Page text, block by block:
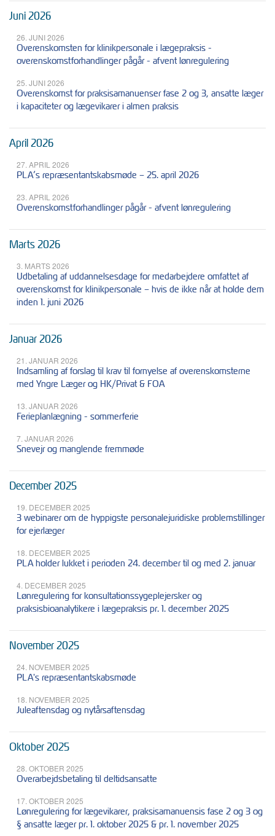
Juni 2026
26. JUNI 2026
Overenskomsten for klinikpersonale i lægepraksis -
overenskomstforhandlinger pågår - afvent lønregulering
25. JUNI 2026
Overenskomst for praksisamanuenser fase 2 og 3, ansatte læger
i kapaciteter og lægevikarer i almen praksis
April 2026
27. APRIL 2026
PLA’s repræsentantskabsmøde – 25. april 2026
23. APRIL 2026
Overenskomstforhandlinger pågår - afvent lønregulering
Marts 2026
3. MARTS 2026
Udbetaling af uddannelsesdage for medarbejdere omfattet af
overenskomst for klinikpersonale – hvis de ikke når at holde dem
inden 1. juni 2026
Januar 2026
21. JANUAR 2026
Indsamling af forslag til krav til fornyelse af overenskomsterne
med Yngre Læger og HK/Privat & FOA
13. JANUAR 2026
Ferieplanlægning - sommerferie
7. JANUAR 2026
Snevejr og manglende fremmøde
December 2025
19. DECEMBER 2025
3 webinarer om de hyppigste personalejuridiske problemstillinger
for ejerlæger
18. DECEMBER 2025
PLA holder lukket i perioden 24. december til og med 2. januar
4. DECEMBER 2025
Lønregulering for konsultationssygeplejersker og
praksisbioanalytikere i lægepraksis pr. 1. december 2025
November 2025
24. NOVEMBER 2025
PLA's repræsentantskabsmøde
18. NOVEMBER 2025
Juleaftensdag og nytårsaftensdag
Oktober 2025
28. OKTOBER 2025
Overarbejdsbetaling til deltidsansatte
17. OKTOBER 2025
Lønregulering for lægevikarer, praksisamanuensis fase 2 og 3 og
§ ansatte læger pr. 1. oktober 2025 & pr. 1. november 2025